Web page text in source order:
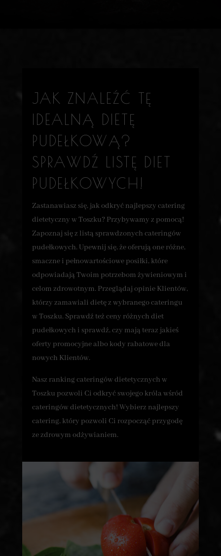
JAK ZNALEŹĆ TĘ
IDEALNĄ DIETĘ
PUDEŁKOWĄ?
SPRAWDŹ LISTĘ DIET
PUDEŁKOWYCH!
Zastanawiasz się, jak odkryć najlepszy catering
dietetyczny w Toszku? Przybywamy z pomocą!
Zapoznaj się z listą sprawdzonych cateringów
pudełkowych. Upewnij się, że oferują one różne,
smaczne i pełnowartościowe posiłki, które
odpowiadają Twoim potrzebom żywieniowym i
celom zdrowotnym. Przeglądaj opinie Klientów,
którzy zamawiali dietę z wybranego cateringu
w Toszku. Sprawdź też ceny różnych diet
pudełkowych i sprawdź, czy mają teraz jakieś
oferty promocyjne albo kody rabatowe dla
nowych Klientów.
Nasz ranking cateringów dietetycznych w
Toszku pozwoli Ci odkryć swojego króla wśród
cateringów dietetycznych! Wybierz najlepszy
catering, który pozwoli Ci rozpocząć przygodę
ze zdrowym odżywianiem.